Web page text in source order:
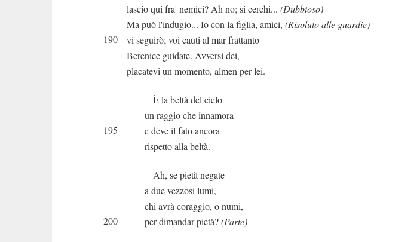
lascio qui fra' nemici? Ah no; si cerchi... (Dubbioso)
Ma può l'indugio... Io con la figlia, amici, (Risoluto alle guardie)
190
vi seguirò; voi cauti al mar frattanto
Berenice guidate. Avversi dei,
placatevi un momento, almen per lei.
È la beltà del cielo
un raggio che innamora
195
e deve il fato ancora
rispetto alla beltà.
Ah, se pietà negate
a due vezzosi lumi,
chi avrà coraggio, o numi,
200
per dimandar pietà?(Parte)